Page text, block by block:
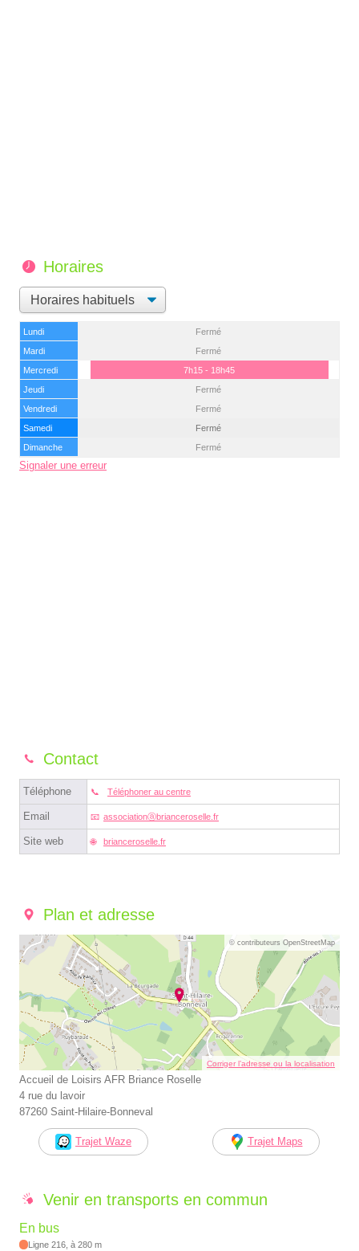
Horaires
Lundi
Fermé
Mardi
Fermé
Mercredi
7h15 - 18h45
Jeudi
Fermé
Vendredi
Fermé
Samedi
Fermé
Dimanche
Fermé
Signaler une erreur
Contact
Téléphone Téléphoner au centre
Email associationⓐbrianceroselle.fr
Site web brianceroselle.fr
Plan et adresse
© contributeurs OpenStreetMap
Corriger l’adresse ou la localisation
Accueil de Loisirs AFR Briance Roselle
4 rue du lavoir
87260 Saint-Hilaire-Bonneval
Trajet Waze Trajet Maps
Venir en transports en commun
En bus
Ligne 216, à 280 m